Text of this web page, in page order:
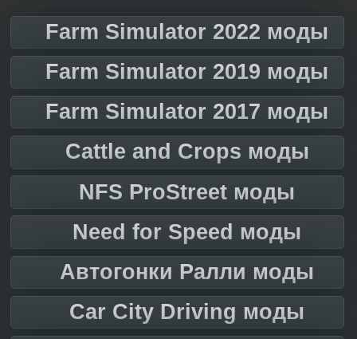
Farm Simulator 2022 моды
Farm Simulator 2019 моды
Farm Simulator 2017 моды
Cattle and Crops моды
NFS ProStreet моды
Need for Speed моды
Автогонки Ралли моды
Car City Driving моды